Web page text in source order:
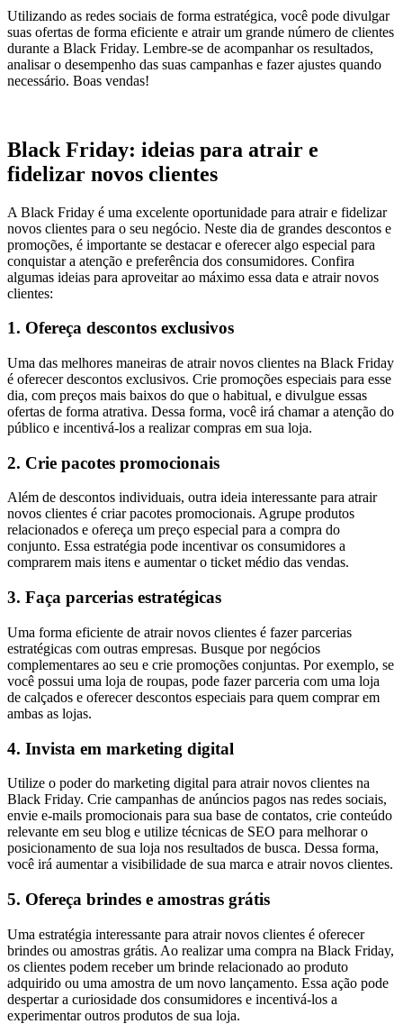
Utilizando as redes sociais de forma estratégica, você pode divulgar
suas ofertas de forma eficiente e atrair um grande número de clientes
durante a Black Friday. Lembre-se de acompanhar os resultados,
analisar o desempenho das suas campanhas e fazer ajustes quando
necessário. Boas vendas!
Black Friday: ideias para atrair e
fidelizar novos clientes
A Black Friday é uma excelente oportunidade para atrair e fidelizar
novos clientes para o seu negócio. Neste dia de grandes descontos e
promoções, é importante se destacar e oferecer algo especial para
conquistar a atenção e preferência dos consumidores. Confira
algumas ideias para aproveitar ao máximo essa data e atrair novos
clientes:
1. Ofereça descontos exclusivos
Uma das melhores maneiras de atrair novos clientes na Black Friday
é oferecer descontos exclusivos. Crie promoções especiais para esse
dia, com preços mais baixos do que o habitual, e divulgue essas
ofertas de forma atrativa. Dessa forma, você irá chamar a atenção do
público e incentivá-los a realizar compras em sua loja.
2. Crie pacotes promocionais
Além de descontos individuais, outra ideia interessante para atrair
novos clientes é criar pacotes promocionais. Agrupe produtos
relacionados e ofereça um preço especial para a compra do
conjunto. Essa estratégia pode incentivar os consumidores a
comprarem mais itens e aumentar o ticket médio das vendas.
3. Faça parcerias estratégicas
Uma forma eficiente de atrair novos clientes é fazer parcerias
estratégicas com outras empresas. Busque por negócios
complementares ao seu e crie promoções conjuntas. Por exemplo, se
você possui uma loja de roupas, pode fazer parceria com uma loja
de calçados e oferecer descontos especiais para quem comprar em
ambas as lojas.
4. Invista em marketing digital
Utilize o poder do marketing digital para atrair novos clientes na
Black Friday. Crie campanhas de anúncios pagos nas redes sociais,
envie e-mails promocionais para sua base de contatos, crie conteúdo
relevante em seu blog e utilize técnicas de SEO para melhorar o
posicionamento de sua loja nos resultados de busca. Dessa forma,
você irá aumentar a visibilidade de sua marca e atrair novos clientes.
5. Ofereça brindes e amostras grátis
Uma estratégia interessante para atrair novos clientes é oferecer
brindes ou amostras grátis. Ao realizar uma compra na Black Friday,
os clientes podem receber um brinde relacionado ao produto
adquirido ou uma amostra de um novo lançamento. Essa ação pode
despertar a curiosidade dos consumidores e incentivá-los a
experimentar outros produtos de sua loja.